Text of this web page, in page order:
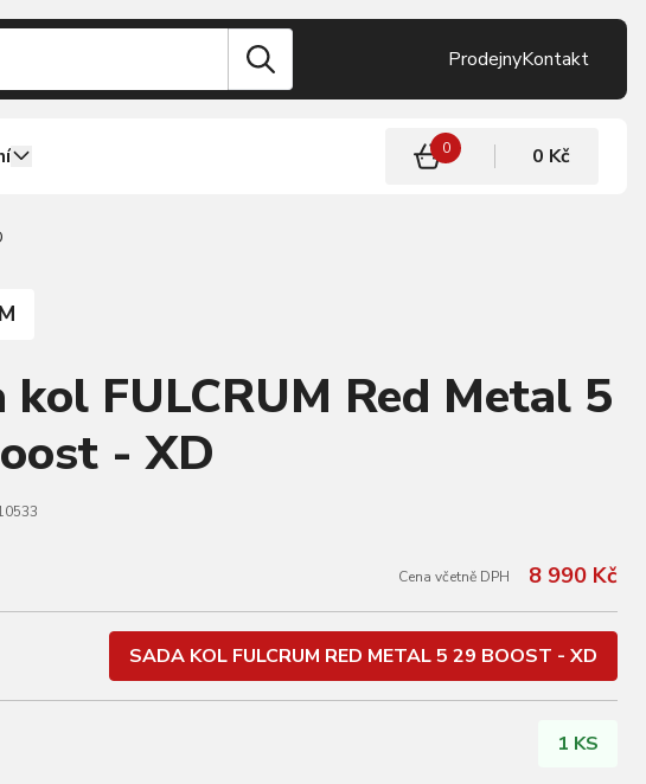
ProdejnyKontakt
0 0 Kč
kol FULCRUM Red Metal 5
- XD
Cena včetně DPH 8 990 Kč
SADA KOL FULCRUM RED METAL 5 29 BOOST - XD
1 KS